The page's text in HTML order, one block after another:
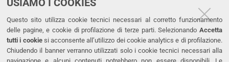
USIAMO I COOKIES
Questo sito utilizza cookie tecnici necessari al corretto funzionamento
delle pagine, e cookie di profilazione di terze parti. Selezionando Accetta
tutti i cookiesi acconsente all’utilizzo dei cookie analytics e di profilazione.
Chiudendo il banner verranno utilizzati solo i cookie tecnici necessari alla
navigazione e alcuni contenuti potrebbero non essere disponibili. Le
CONTATTI
Tel. +39 0532 293111
Fax. +39 0532 293031
PEC